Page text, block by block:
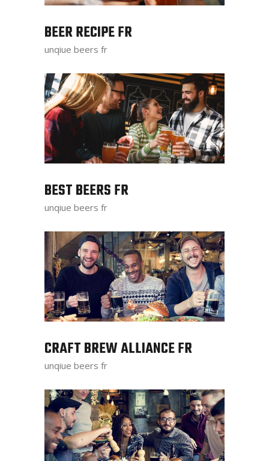
BEER RECIPE FR
unqiue beers fr
BEST BEERS FR
unqiue beers fr
CRAFT BREW ALLIANCE FR
unqiue beers fr